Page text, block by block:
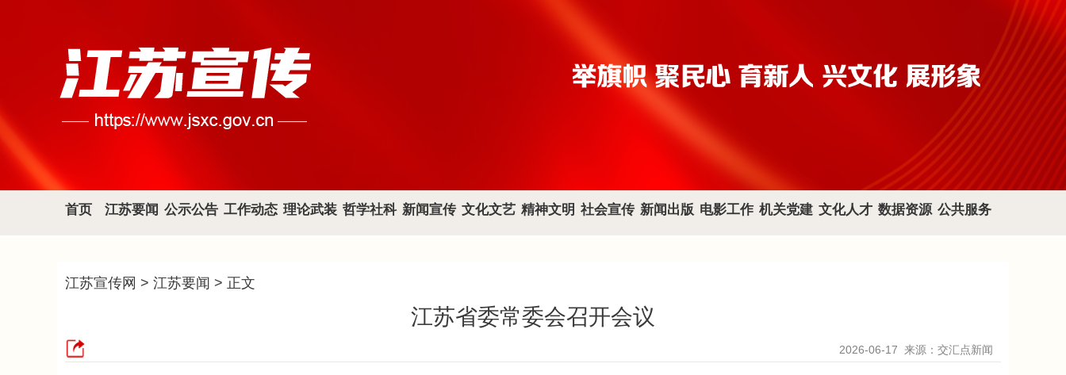
首页 江苏要闻 公示公告 工作动态 理论武装 哲学社科 新闻宣传 文化文艺 精神文明 社会宣传 新闻出版 电影工作 机关党建 文化人才 数据资源 公共服务
江苏宣传网 > 江苏要闻 > 正文
江苏省委常委会召开会议
2026-06-17 来源：交汇点新闻